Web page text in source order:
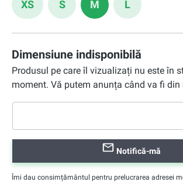
XS S M L
Dimensiune indisponibilă
Produsul pe care îl vizualizați nu este în
moment. Vă putem anunța când va fi
Notifică-mă
Îmi dau consimțământul pentru prelucrarea adresei